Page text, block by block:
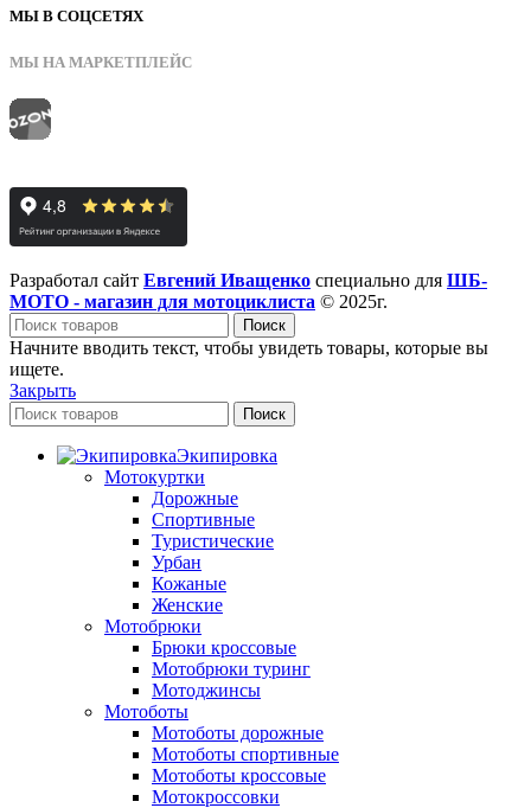
МЫ В СОЦСЕТЯХ
МЫ НА МАРКЕТПЛЕЙС
Разработал сайт Евгений Иващенко специально для ШБ-
МОТО - магазин для мотоциклиста © 2025г.
Поиск
Начните вводить текст, чтобы увидеть товары, которые вы
ищете.
Закрыть
Поиск
Экипировка
Мотокуртки
Дорожные
Спортивные
Туристические
Урбан
Кожаные
Женские
Мотобрюки
Брюки кроссовые
Мотобрюки туринг
Мотоджинсы
Мотоботы
Мотоботы дорожные
Мотоботы спортивные
Мотоботы кроссовые
Мотокроссовки